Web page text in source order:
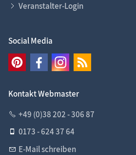
Veranstalter-Login
Social Media
Kontakt Webmaster
+49 (0)38 202 - 306 87
0173 - 624 37 64
E-Mail schreiben